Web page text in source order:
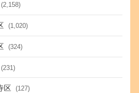
(2,158)
(1,020)
(324)
(231)
区 (127)